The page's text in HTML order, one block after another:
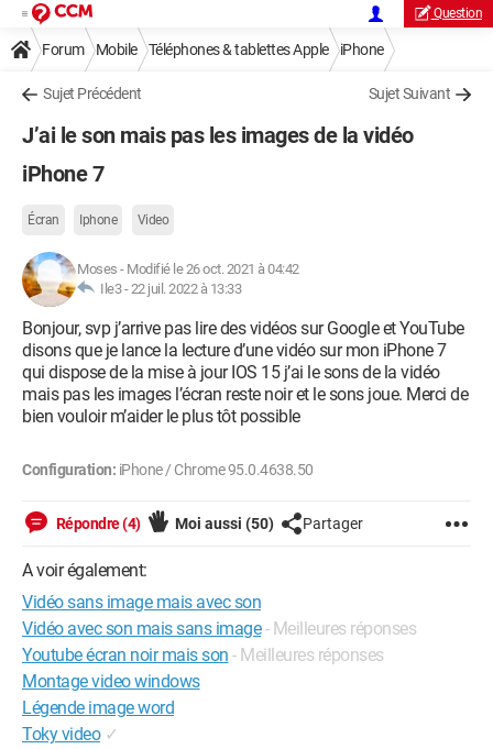
Question
Forum Mobile Téléphones & tablettes Apple iPhone
Sujet Précédent Sujet Suivant
J’ai le son mais pas les images de la vidéo
iPhone 7
Écran Iphone Video
Moses - Modifié le 26 oct. 2021 à 04:42
Ile3 -22 juil. 2022 à 13:33
Bonjour, svp j’arrive pas lire des vidéos sur Google et YouTube
disons que je lance la lecture d’une vidéo sur mon iPhone 7
qui dispose de la mise à jour IOS 15 j’ai le sons de la vidéo
mais pas les images l’écran reste noir et le sons joue. Merci de
bien vouloir m’aider le plus tôt possible
Configuration: iPhone / Chrome 95.0.4638.50
Répondre (4) Moi aussi (50) Partager
A voir également:
Vidéo sans image mais avec son
Vidéo avec son mais sans image - Meilleures réponses
Youtube écran noir mais son - Meilleures réponses
Montage video windows
Légende image word
Toky video ✓